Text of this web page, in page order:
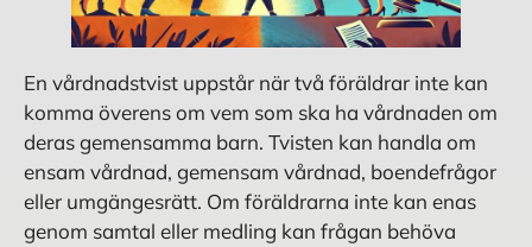
En vårdnadstvist uppstår när två föräldrar inte kan
komma överens om vem som ska ha vårdnaden om
deras gemensamma barn. Tvisten kan handla om
ensam vårdnad, gemensam vårdnad, boendefrågor
eller umgängesrätt. Om föräldrarna inte kan enas
genom samtal eller medling kan frågan behöva